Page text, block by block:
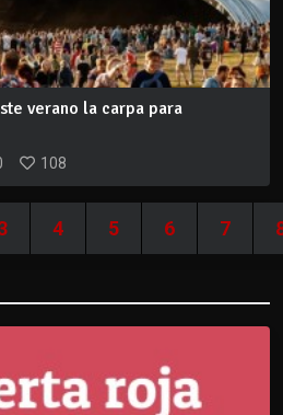
verano la carpa para
108
4 5 6 7